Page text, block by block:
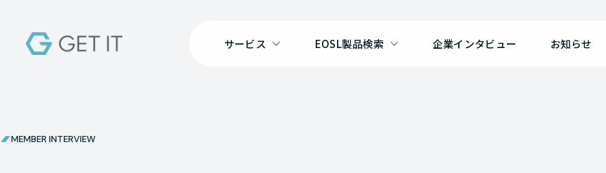
サービス EOSL製品検索 企業インタビュー お知らせ
MEMBER INTERVIEW